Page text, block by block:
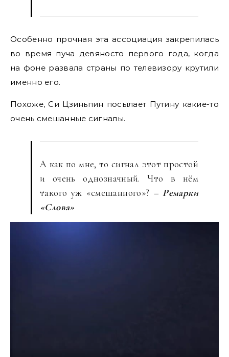
Особенно прочная эта ассоциация закрепилась
во время пуча девяносто первого года, когда
на фоне развала страны по телевизору крутили
именно его.
Похоже, Си Цзиньпин посылает Путину какие-то
очень смешанные сигналы.
А как по мне, то сигнал этот простой
и очень однозначный. Что в нём
такого уж «смешанного»? – Ремарки
«Слова»